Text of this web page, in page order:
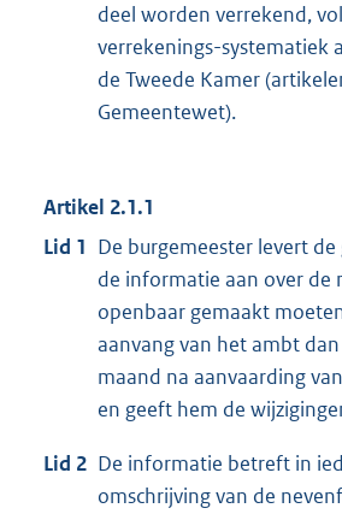
deel worden verrekend,
verrekenings-systematiek
de Tweede Kamer
Gemeentewet).
Artikel 2.1.1
Lid 1 De burgemeester levert
de informatie aan over de
openbaar gemaakt
aanvang van het ambt
maand na aanvaarding
en geeft hem de
Lid 2 De informatie betreft in
omschrijving van de